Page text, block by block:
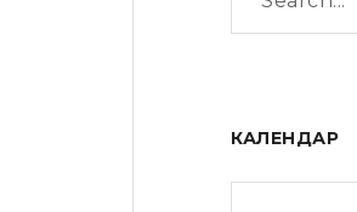
КАЛЕНДАР